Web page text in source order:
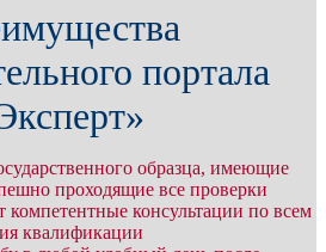
портала
образца, имеющие
проходящие все проверки
консультации по всем
квалификации